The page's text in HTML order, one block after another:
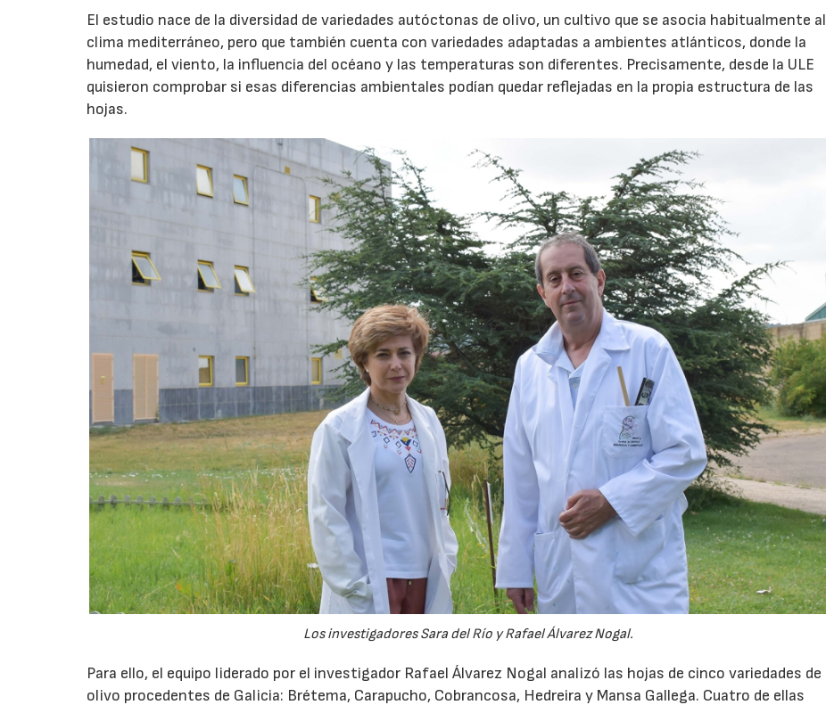
El estudio nace de la diversidad de variedades autóctonas de olivo, un cultivo que se asocia habitualmente al
clima mediterráneo, pero que también cuenta con variedades adaptadas a ambientes atlánticos, donde la
humedad, el viento, la influencia del océano y las temperaturas son diferentes. Precisamente, desde la ULE
quisieron comprobar si esas diferencias ambientales podían quedar reflejadas en la propia estructura de las
hojas.
Los investigadores Sara del Río y Rafael Álvarez Nogal.
Para ello, el equipo liderado por el investigador Rafael Álvarez Nogal analizó las hojas de cinco variedades de
olivo procedentes de Galicia: Brétema, Carapucho, Cobrancosa, Hedreira y Mansa Gallega. Cuatro de ellas